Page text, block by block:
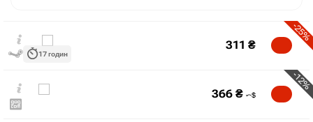
17 годин
-25%
311 ₴
-12%
366 ₴